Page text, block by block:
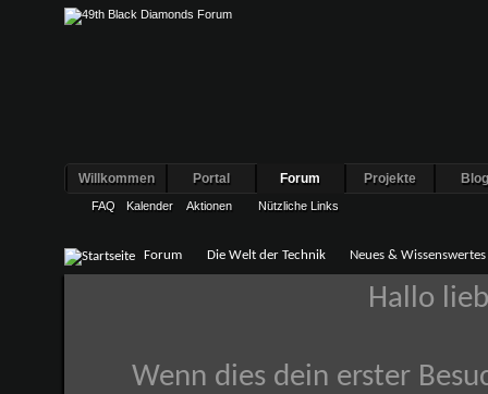
Willkommen Portal Forum
FAQ Kalender Aktionen Nützliche Links
Projekte
Forum Die Welt der Technik Neues & Wissenswertes
Hallo
Wenn dies dein erster